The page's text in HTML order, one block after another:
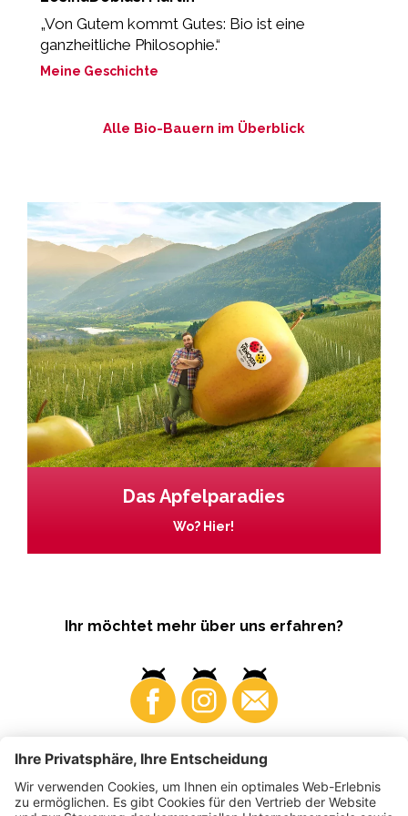
„Von Gutem kommt Gutes: Bio ist eine
ganzheitliche Philosophie.“
Meine Geschichte
Alle Bio-Bauern im Überblick
Das Apfelparadies
Wo? Hier!
Ihr möchtet mehr über uns erfahren?
Business Produzenten